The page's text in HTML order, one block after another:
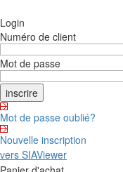
Login
Numéro de client
Mot de passe
Mot de passe oublié?
Nouvelle inscription
vers SIAViewer